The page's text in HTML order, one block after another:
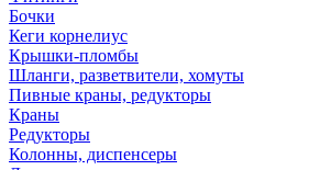
Бочки
Кеги корнелиус
Крышки-пломбы
Шланги, разветвители, хомуты
Пивные краны, редукторы
Краны
Редукторы
Колонны, диспенсеры